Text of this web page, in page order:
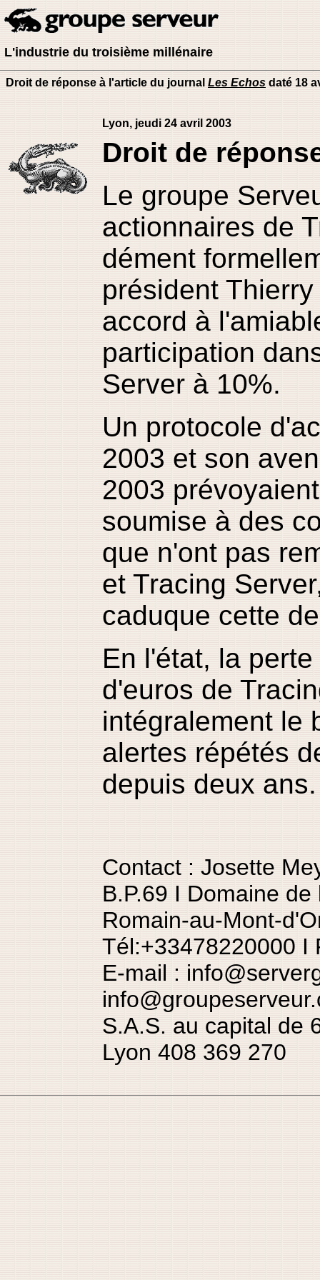
L'industrie du troisième millénaire
Droit de réponse à l'article du journal Les Echos daté 18
Lyon, jeudi 24 avril 2003
Droit de
Le groupe
actionnaires de
dément
président
accord à
participation
Server à 10%.
Un protocole
2003 et son
2003
soumise à des
que n'ont pas
et Tracing
caduque cette
En l'état, la
d'euros de
intégralement le
alertes répétés
depuis deux ans.
Contact : Josette
B.P.69 I Domaine
Romain-au-Mont-
Tél:+33478220000 I
E-mail :
S.A.S. au capital de
Lyon 408 369 270